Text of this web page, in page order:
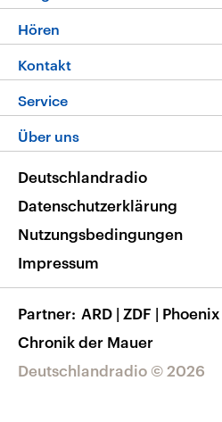
Programm
Die Nachrichten
Nachrichtenleicht
Neue Beiträge auf dlf.de
Hören
Livestream
Podcasts
Deutschlandfunk App
Nachrichten App
Frequenzen
Kontakt
Hörerservice
Service
FAQ
Veranstaltungen
Musikliste
RSS
Über uns
Barrierefreiheit
Deutschlandradio © 2026
Deutschlandradio
Datenschutzerklärung
Nutzungsbedingungen
Impressum
Partner ARD | ZDF | Phoenix
Chronik der Mauer